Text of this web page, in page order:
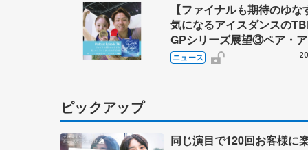
【ファイナルも期待のゆ
気になるアイスダンスの
GPシリーズ展望③ペア・
ダンス編】 ポッドキャス
を配信
ニュース
ピックアップ
同じ演目で120回お客様に